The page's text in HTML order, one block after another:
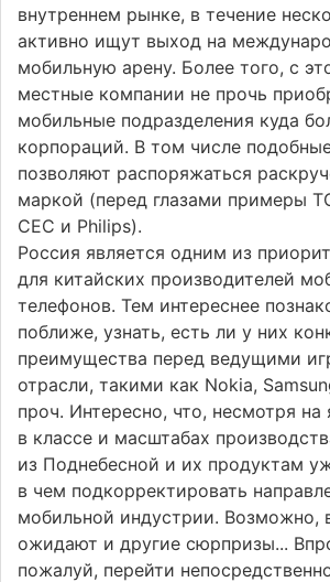
внутреннем рынке, в течение
активно ищут выход на
мобильную арену. Более того, с
местные компании не прочь
мобильные подразделения куда
корпораций. В том числе
позволяют распоряжаться
маркой (перед глазами примеры
CEC и Philips).
Россия является одним из
для китайских производителей
телефонов. Тем интереснее
поближе, узнать, есть ли у них
преимущества перед ведущими
отрасли, такими как Nokia,
проч. Интересно, что, несмотря
в классе и масштабах
из Поднебесной и их продуктам
в чем подкорректировать
мобильной индустрии. Возможно,
ожидают и другие сюрпризы...
пожалуй, перейти